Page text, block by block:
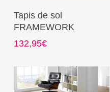
du
produit
Choix Des Options
produit
a
plusieurs
options
Tapis de sol
FRAMEWORK
132,95€